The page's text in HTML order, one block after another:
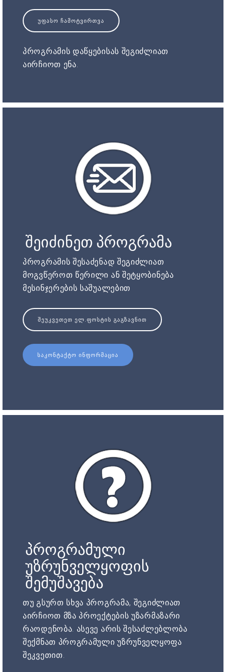
ᲣᲤᲐᲡᲝ ᲩᲐᲛᲝᲢᲕᲘᲠᲗᲕᲐ
პროგრამის დაწყებისას შეგიძლიათ
აირჩიოთ ენა.
შეიძინეთ პროგრამა
პროგრამის შესაძენად შეგიძლიათ
მოგვწეროთ წერილი ან შეტყობინება
მესინჯერების საშუალებით
ᲨᲔᲣᲙᲕᲔᲗᲔᲗ ᲔᲚ.ᲤᲝᲡᲢᲘᲡ ᲒᲐᲒᲖᲐᲕᲜᲘᲗ
ᲡᲐᲙᲝᲜᲢᲐᲥᲢᲝ ᲘᲜᲤᲝᲠᲛᲐᲪᲘᲐ
პროგრამული
უზრუნველყოფის
შემუშავება
თუ გსურთ სხვა პროგრამა, შეგიძლიათ
აირჩიოთ მზა პროექტების უზარმაზარი
რაოდენობა. ასევე არის შესაძლებლობა
შექმნათ პროგრამული უზრუნველყოფა
შეკვეთით.